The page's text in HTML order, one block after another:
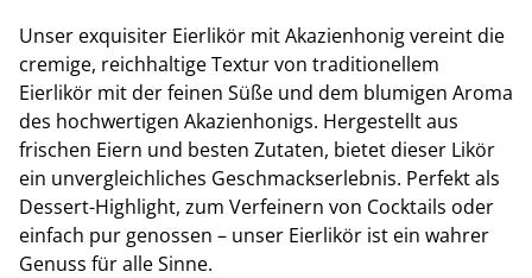
Unser exquisiter Eierlikör mit Akazienhonig vereint die
cremige, reichhaltige Textur von traditionellem
Eierlikör mit der feinen Süße und dem blumigen Aroma
des hochwertigen Akazienhonigs. Hergestellt aus
frischen Eiern und besten Zutaten, bietet dieser Likör
ein unvergleichliches Geschmackserlebnis. Perfekt als
Dessert-Highlight, zum Verfeinern von Cocktails oder
einfach pur genossen – unser Eierlikör ist ein wahrer
Genuss für alle Sinne.